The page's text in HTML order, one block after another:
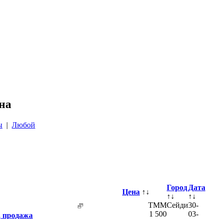
| Любой
Цена ↑↓
Город
↑↓
Дата
↑↓
TMM
1 500
Сейди30-
03-